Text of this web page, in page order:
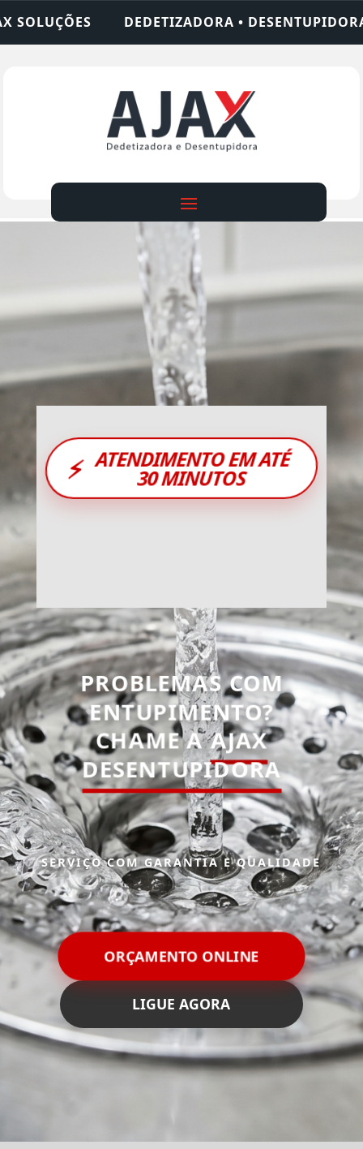
• DESENTUPIDORA • LIMPEZA DE FOSSA •
⚡ ATENDIMENTO EM ATÉ
30 MINUTOS
PROBLEMAS COM
ENTUPIMENTO?
CHAME AAJAX
DESENTUPIDORA
SERVIÇO COM GARANTIA E QUALIDADE
ORÇAMENTO ONLINE
LIGUE AGORA